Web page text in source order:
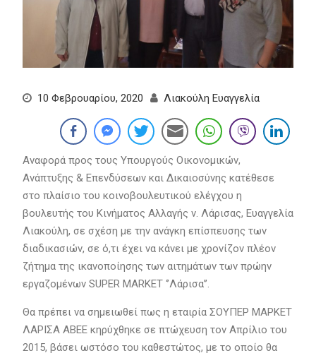
10 Φεβρουαρίου, 2020 Λιακούλη Ευαγγελία
Αναφορά προς τους Υπουργούς Οικονομικών,
Ανάπτυξης & Επενδύσεων και Δικαιοσύνης κατέθεσε
στο πλαίσιο του κοινοβουλευτικού ελέγχου η
βουλευτής του Κινήματος Αλλαγής ν. Λάρισας, Ευαγγελία
Λιακούλη, σε σχέση με την ανάγκη επίσπευσης των
διαδικασιών, σε ό,τι έχει να κάνει με χρονίζον πλέον
ζήτημα της ικανοποίησης των αιτημάτων των πρώην
εργαζομένων SUPER MARKET ‘’Λάρισα’’.
Θα πρέπει να σημειωθεί πως η εταιρία ΣΟΥΠΕΡ ΜΑΡΚΕΤ
ΛΑΡΙΣΑ ΑΒΕΕ κηρύχθηκε σε πτώχευση τον Απρίλιο του
2015, βάσει ωστόσο του καθεστώτος, με το οποίο θα